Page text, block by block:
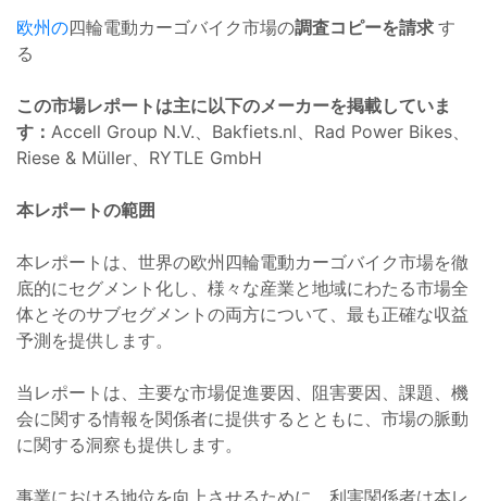
欧州の四輪電動カーゴバイク市場の調査コピーを請求 す
る
この市場レポートは主に以下のメーカーを掲載していま
す： Accell Group N.V.、Bakfiets.nl、Rad Power Bikes、
Riese & Müller、RYTLE GmbH
本レポートの範囲
本レポートは、世界の欧州四輪電動カーゴバイク市場を徹
底的にセグメント化し、様々な産業と地域にわたる市場全
体とそのサブセグメントの両方について、最も正確な収益
予測を提供します。
当レポートは、主要な市場促進要因、阻害要因、課題、機
会に関する情報を関係者に提供するとともに、市場の脈動
に関する洞察も提供します。
事業における地位を向上させるために、利害関係者は本レ